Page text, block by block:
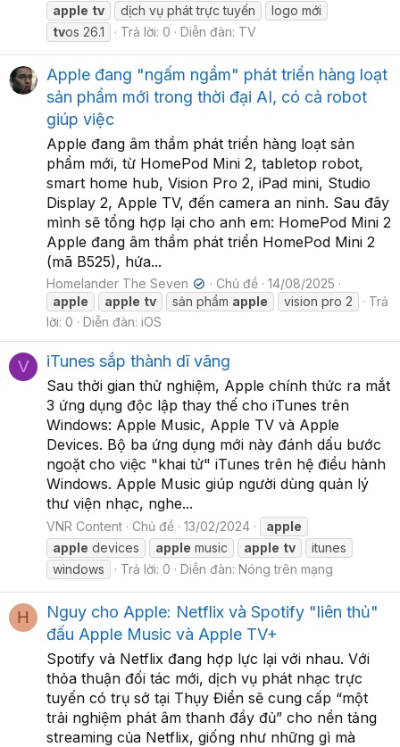
apple tv dịch vụ phát trực tuyến
logo mới
tvos 26.1 Trả lời: 0 Diễn đàn: TV
Apple đang "ngấm ngầm" phát triển hàng loạt
sản phẩm mới trong thời đại AI, có cả robot
giúp việc
Apple đang âm thầm phát triển hàng loạt sản
phẩm mới, từ HomePod Mini 2, tabletop robot,
smart home hub, Vision Pro 2, iPad mini, Studio
Display 2, Apple TV, đến camera an ninh. Sau đây
mình sẽ tổng hợp lại cho anh em: HomePod Mini 2
Apple đang âm thầm phát triển HomePod Mini 2
(mã B525), hứa...
Homelander The Seven ✔ Chủ đề
14/08/2025
apple
apple tv sản phẩm apple vision pro 2
Trả
lời: 0
Diễn đàn: iOS
V iTunes sắp thành dĩ vãng
Sau thời gian thử nghiệm, Apple chính thức ra mắt
3 ứng dụng độc lập thay thế cho iTunes trên
Windows: Apple Music, Apple TV và Apple
Devices. Bộ ba ứng dụng mới này đánh dấu bước
ngoặt cho việc "khai tử" iTunes trên hệ điều hành
Windows. Apple Music giúp người dùng quản lý
thư viện nhạc, nghe...
VNR Content Chủ đề 13/02/2024
apple
apple devices apple music apple tv
itunes
windows
Trả lời: 0 Diễn đàn: Nóng trên mạng
H
Nguy cho Apple: Netflix và Spotify "liên thủ"
đấu Apple Music và Apple TV+
Spotify và Netflix đang hợp lực lại với nhau. Với
thỏa thuận đối tác mới, dịch vụ phát nhạc trực
tuyến có trụ sở tại Thụy Điển sẽ cung cấp “một
trải nghiệm phát âm thanh đầy đủ” cho nền tảng
streaming của Netflix, giống như những gì mà